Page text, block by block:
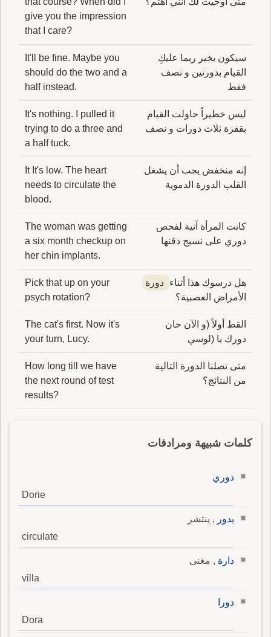
give you the impression
that I care?
سيكون بخير ربما عليكِ
القيام بدورتين و نصف
فقط
It'll be fine. Maybe you
should do the two and a
half instead.
ليس خطيراً حاولت القيام
بقفزة ثلاث دورات و نصف
It's nothing. I pulled it
trying to do a three and
a half tuck.
إنه منخفض يجب أن يشغل
القلب الدورة الدموية
It It's low. The heart
needs to circulate the
blood.
كانت المرأة آتية لفحص
دوري على نسيج ذقنها
The woman was getting
a six month checkup on
her chin implants.
هل درسوك هذا أثناء دورة
الأمراض العصبية؟
Pick that up on your
psych rotation?
القط أولاً (و الآن حان
دورك يا (لوسي
The cat's first. Now it's
your turn, Lucy.
متى تصلنا الدورة التالية
من النتائج؟
How long till we have
the next round of test
results?
كلمات شبيهة ومرادفات
دوري
Dorie
يدور , ينتشر
circulate
دارة , مغنى
villa
دورا
Dora